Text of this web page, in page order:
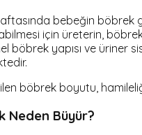
bebeğin böbrek
için üreterin,
böbrek yapısı ve
böbrek boyutu,
Neden Büyür?